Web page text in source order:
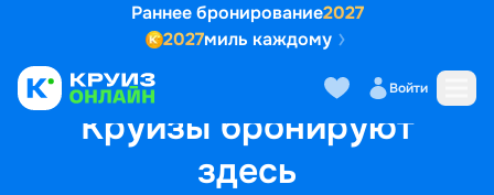
Раннее бронирование2027
2027миль каждому
Войти
Круизы бронируют
здесь